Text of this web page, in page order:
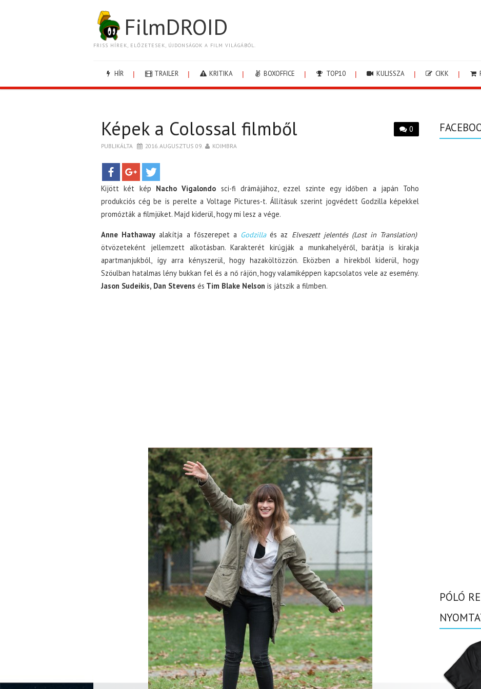
FilmDROID
FRISS HÍREK, ELŐZETESEK, ÚJDONSÁGOK A FILM VILÁGÁBÓL.
HÍR TRAILER KRITIKA BOXOFFICE TOP10 KULISSZA CIKK
0
Képek a Colossal filmből
PUBLIKÁLTA 2016. AUGUSZTUS 09. KOIMBRA
Kijött két kép Nacho Vigalondo sci-fi drámájához, ezzel szinte egy időben a japán Toho
produkciós cég be is perelte a Voltage Pictures-t. Állításuk szerint jogvédett Godzilla képekkel
promózták a filmjüket. Majd kiderül, hogy mi lesz a vége.
Anne Hathaway alakítja a főszerepet a Godzillaés az Elveszett jelentés (Lost in Translation)
ötvözeteként jellemzett alkotásban. Karakterét kirúgják a munkahelyéről, barátja is kirakja
apartmanjukból, így arra kényszerül, hogy hazaköltözzön. Eközben a hírekből kiderül, hogy
Szöulban hatalmas lény bukkan fel és a nő rájön, hogy valamiképpen kapcsolatos vele az esemény.
Jason Sudeikis, Dan Stevens és Tim Blake Nelson is játszik a filmben.
PÓLÓ